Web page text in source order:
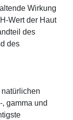
Wirkung
Wert der Haut
des
des
gamma und